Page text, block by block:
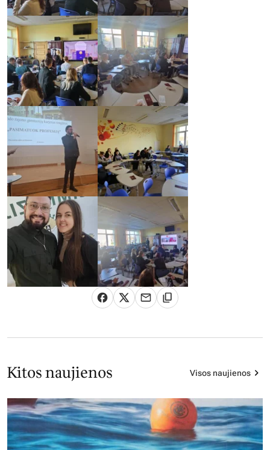
Kitos naujienos Visos naujienos